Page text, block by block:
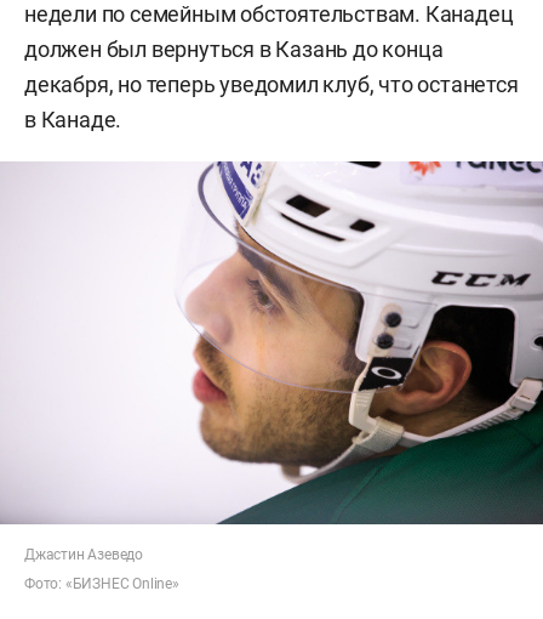
недели по семейным обстоятельствам. Канадец
должен был вернуться в Казань до конца
декабря, но теперь уведомил клуб, что останется
в Канаде.
Джастин Азеведо
Фото: «БИЗНЕС Online»